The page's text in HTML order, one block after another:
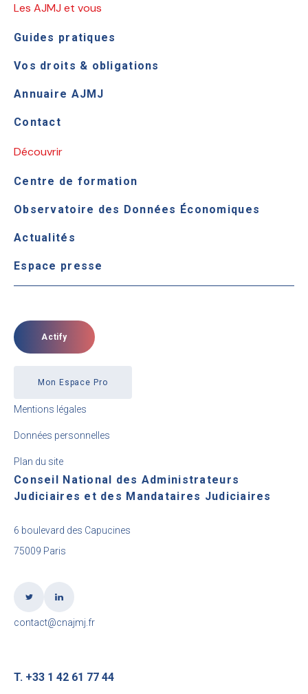
Les AJMJ et vous
Guides pratiques
Vos droits & obligations
Annuaire AJMJ
Contact
Découvrir
Centre de formation
Observatoire des Données Économiques
Actualités
Espace presse
Actify
Mon Espace Pro
Mentions légales
Données personnelles
Plan du site
Conseil National des Administrateurs
Judiciaires et des Mandataires Judiciaires
6 boulevard des Capucines
75009 Paris
contact@cnajmj.fr
T. +33 1 42 61 77 44